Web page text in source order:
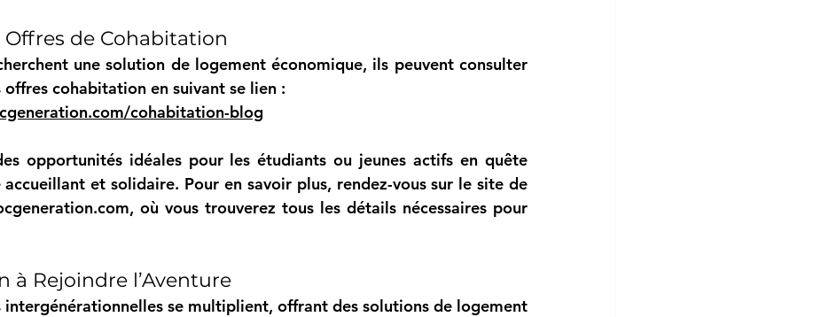
Offres de Cohabitation
une solution de logement économique, ils peuvent consulter
cohabitation en suivant se lien :
cohabitation-blog
opportunités idéales pour les étudiants ou jeunes actifs en quête
et solidaire. Pour en savoir plus, rendez-vous sur le site de
, où vous trouverez tous les détails nécessaires pour
à Rejoindre l’Aventure
intergénérationnelles se multiplient, offrant des solutions de logement